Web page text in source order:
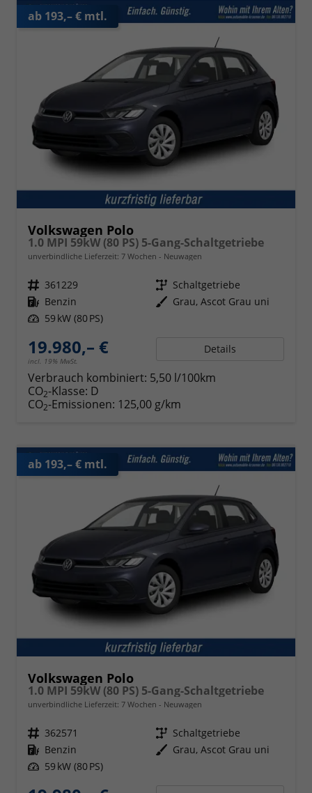
ab 193,– € mtl.
Volkswagen Polo
1.0 MPI 59kW (80 PS) 5-Gang-Schaltgetriebe
unverbindliche Lieferzeit: 7 Wochen Neuwagen
Fahrzeugnr. 361229 Getriebe Schaltgetriebe
Kraftstoff Benzin Außenfarbe Grau, Ascot Grau uni
Leistung 59 kW (80 PS)
19.980,– €
incl. 19% MwSt.
Details
Verbrauch kombiniert: 5,50 l/100km
CO2-Klasse: D
CO2-Emissionen: 125,00 g/km
ab 193,– € mtl.
Volkswagen Polo
1.0 MPI 59kW (80 PS) 5-Gang-Schaltgetriebe
unverbindliche Lieferzeit: 7 Wochen Neuwagen
Fahrzeugnr. 362571 Getriebe Schaltgetriebe
Kraftstoff Benzin Außenfarbe Grau, Ascot Grau uni
Leistung 59 kW (80 PS)